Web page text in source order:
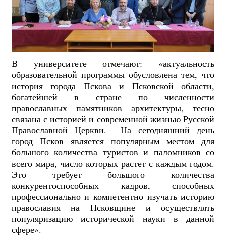
В университете отмечают: «актуальность
образовательной программы обусловлена тем, что
история города Пскова и Псковской области,
богатейшей в стране по численности
православных памятников архитектуры, тесно
связана с историей и современной жизнью Русской
Православной Церкви. На сегодняшний день
город Псков является популярным местом для
большого количества туристов и паломников со
всего мира, число которых растет с каждым годом.
Это требует большого количества
конкурентоспособных кадров, способных
профессионально и компетентно изучать историю
православия на Псковщине и осуществлять
популяризацию исторической науки в данной
сфере».